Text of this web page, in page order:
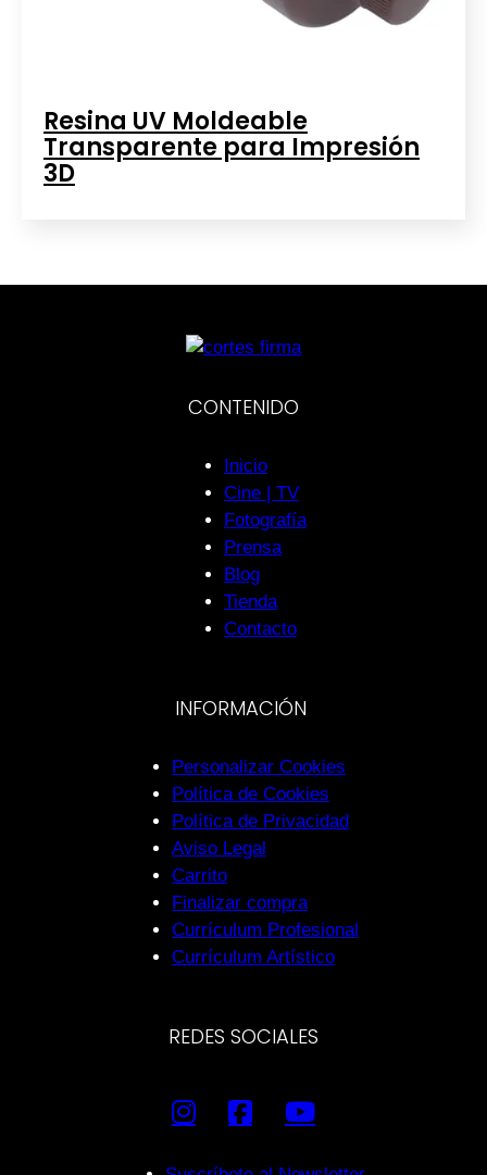
Resina UV Moldeable
Transparente para Impresión
3D
CONTENIDO
Inicio
Cine | TV
Fotografía
Prensa
Blog
Tienda
Contacto
INFORMACIÓN
Personalizar Cookies
Política de Cookies
Política de Privacidad
Aviso Legal
Carrito
Finalizar compra
Currículum Profesional
Currículum Artístico
REDES SOCIALES